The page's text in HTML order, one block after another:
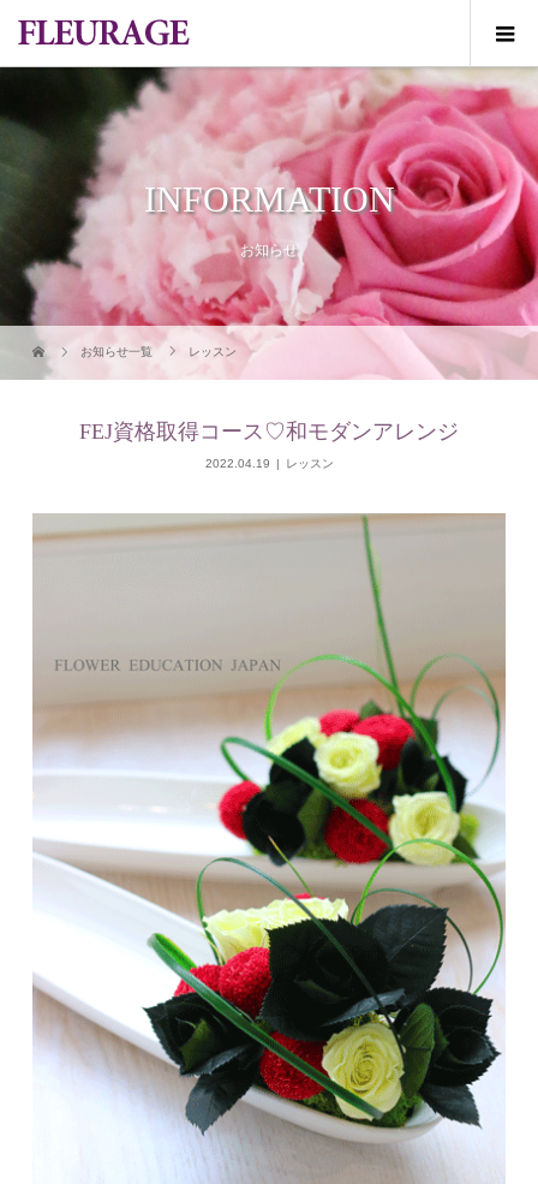
INFORMATION
お知らせ
お知らせ一覧 レッスン
FEJ資格取得コース♡和モダンアレンジ
2022.04.19 レッスン